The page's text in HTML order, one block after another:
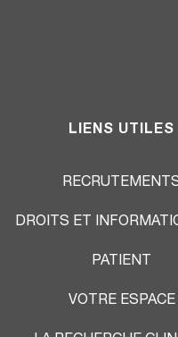
LIENS UTILES
DROITS ET
PATIENT
VOTRE ESPACE